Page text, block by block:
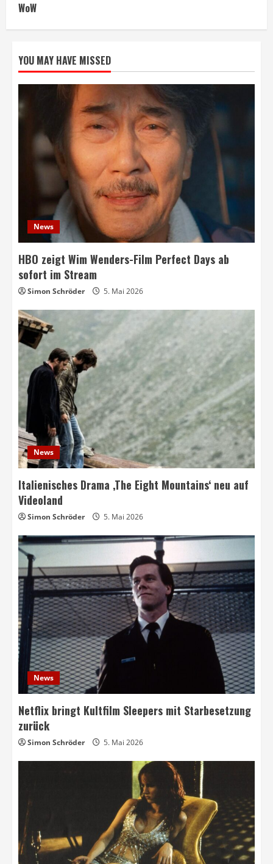
WoW
YOU MAY HAVE MISSED
News
HBO zeigt Wim Wenders-Film Perfect Days ab
sofort im Stream
Simon Schröder 5. Mai 2026
News
Italienisches Drama ‚The Eight Mountains‘ neu auf
Videoland
Simon Schröder 5. Mai 2026
News
Netflix bringt Kultfilm Sleepers mit Starbesetzung
zurück
Simon Schröder 5. Mai 2026